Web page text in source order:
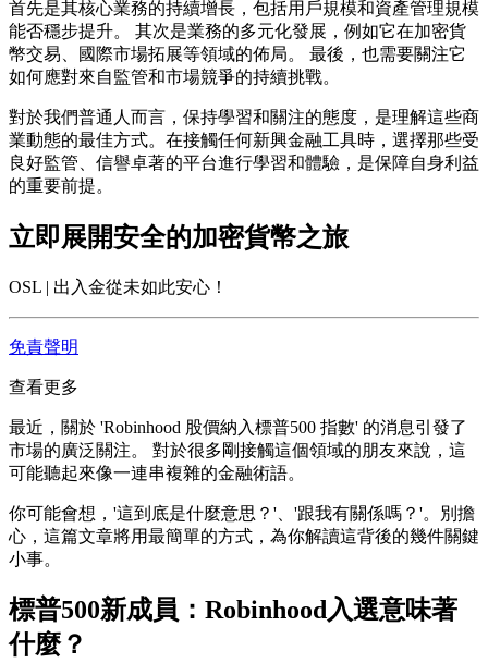
首先是其核心業務的持續增長，包括用戶規模和資產管理規模
能否穩步提升。 其次是業務的多元化發展，例如它在加密貨
幣交易、國際市場拓展等領域的佈局。 最後，也需要關注它
如何應對來自監管和市場競爭的持續挑戰。
對於我們普通人而言，保持學習和關注的態度，是理解這些商
業動態的最佳方式。在接觸任何新興金融工具時，選擇那些受
良好監管、信譽卓著的平台進行學習和體驗，是保障自身利益
的重要前提。
立即展開安全的加密貨幣之旅
OSL | 出入金從未如此安心！
免責聲明
查看更多
最近，關於 'Robinhood 股價納入標普500 指數' 的消息引發了
市場的廣泛關注。 對於很多剛接觸這個領域的朋友來說，這
可能聽起來像一連串複雜的金融術語。
你可能會想，'這到底是什麼意思？'、'跟我有關係嗎？'。別擔
心，這篇文章將用最簡單的方式，為你解讀這背後的幾件關鍵
小事。
標普500新成員：Robinhood入選意味著
什麼？